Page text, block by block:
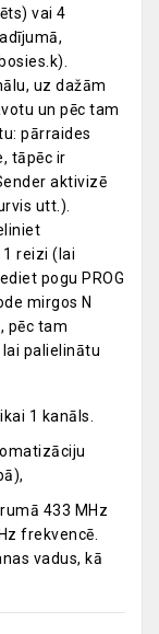
vai 4
uz dažām
un pēc tam
pārraides
tāpēc ir
aktivizē
utt.).
1 reizi (lai
pogu PROG
mirgos N
pēc tam
lai palielinātu
1 kanāls.
433 MHz
frekvencē.
vadus, kā